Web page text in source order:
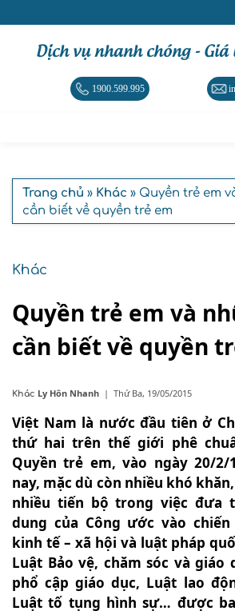
Dịch vụ nhanh chóng -
1900.599.995
Trang chủ » Khác » Quyền trẻ em
cần biết về quyền trẻ em
Khác
Quyền trẻ em và
cần biết về quyền
Khác Ly Hôn Nhanh | Thứ Ba, 19/05/2015
Việt Nam là nước đầu tiên ở
thứ hai trên thế giới phê
Quyền trẻ em, vào ngày 20/2/
nay, mặc dù còn nhiều khó
nhiều tiến bộ trong việc đưa
dung của Công ước vào
kinh tế – xã hội và luật pháp
Luật Bảo vệ, chăm sóc và giáo
phổ cập giáo dục, Luật lao
Luật tố tụng hình sự… được